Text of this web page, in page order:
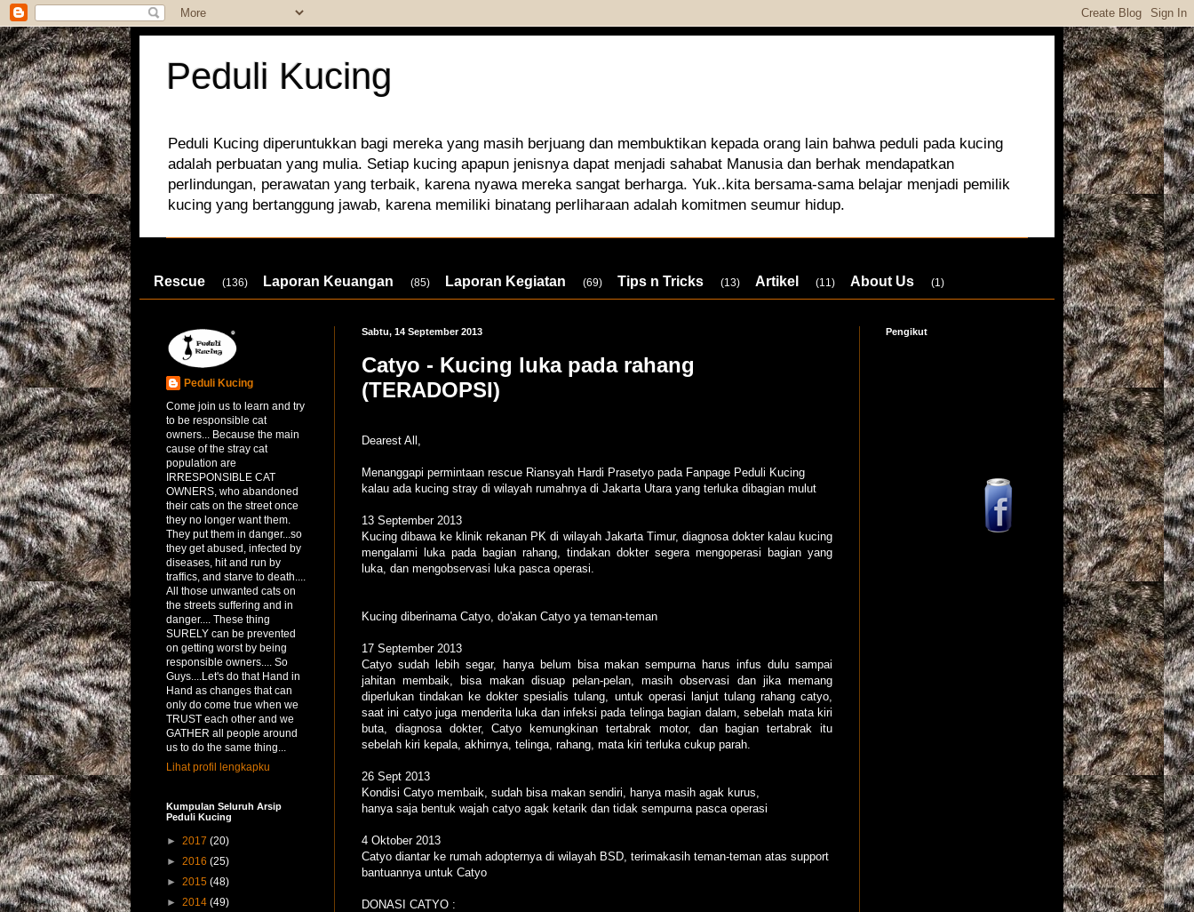
Peduli Kucing
Peduli Kucing diperuntukkan bagi mereka yang masih berjuang dan membuktikan kepada orang lain bahwa peduli pada kucing
adalah perbuatan yang mulia. Setiap kucing apapun jenisnya dapat menjadi sahabat Manusia dan berhak mendapatkan
perlindungan, perawatan yang terbaik, karena nyawa mereka sangat berharga. Yuk..kita bersama-sama belajar menjadi pemilik
kucing yang bertanggung jawab, karena memiliki binatang perliharaan adalah komitmen seumur hidup.
Rescue (136) Laporan Keuangan (85) Laporan Kegiatan (69) Tips n Tricks (13) Artikel (11) About Us (1)
Sabtu, 14 September 2013
Catyo - Kucing luka pada rahang
(TERADOPSI)
Dearest All,
Menanggapi permintaan rescue Riansyah Hardi Prasetyo pada Fanpage Peduli Kucing
kalau ada kucing stray di wilayah rumahnya di Jakarta Utara yang terluka dibagian mulut
13 September 2013
Kucing dibawa ke klinik rekanan PK di wilayah Jakarta Timur, diagnosa dokter kalau kucing
mengalami luka pada bagian rahang, tindakan dokter segera mengoperasi bagian yang
luka, dan mengobservasi luka pasca operasi.
Kucing diberinama Catyo, do'akan Catyo ya teman-teman
17 September 2013
Catyo sudah lebih segar, hanya belum bisa makan sempurna harus infus dulu sampai
jahitan membaik, bisa makan disuap pelan-pelan, masih observasi dan jika memang
diperlukan tindakan ke dokter spesialis tulang, untuk operasi lanjut tulang rahang catyo,
saat ini catyo juga menderita luka dan infeksi pada telinga bagian dalam, sebelah mata kiri
buta, diagnosa dokter, Catyo kemungkinan tertabrak motor, dan bagian tertabrak itu
sebelah kiri kepala, akhirnya, telinga, rahang, mata kiri terluka cukup parah.
26 Sept 2013
Kondisi Catyo membaik, sudah bisa makan sendiri, hanya masih agak kurus,
hanya saja bentuk wajah catyo agak ketarik dan tidak sempurna pasca operasi
4 Oktober 2013
Catyo diantar ke rumah adopternya di wilayah BSD, terimakasih teman-teman atas support
bantuannya untuk Catyo
DONASI CATYO :
Peduli Kucing
Come join us to learn and try
to be responsible cat
owners... Because the main
cause of the stray cat
population are
IRRESPONSIBLE CAT
OWNERS, who abandoned
their cats on the street once
they no longer want them.
They put them in danger...so
they get abused, infected by
diseases, hit and run by
traffics, and starve to death....
All those unwanted cats on
the streets suffering and in
danger.... These thing
SURELY can be prevented
on getting worst by being
responsible owners.... So
Guys....Let's do that Hand in
Hand as changes that can
only do come true when we
TRUST each other and we
GATHER all people around
us to do the same thing...
Lihat profil lengkapku
Kumpulan Seluruh Arsip
Peduli Kucing
► 2017 (20)
► 2016 (25)
► 2015 (48)
► 2014 (49)
Pengikut